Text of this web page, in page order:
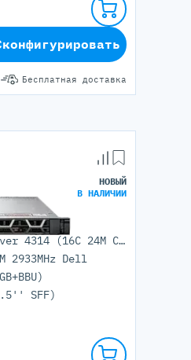
Бесплатная доставка
НОВЫЙ
В НАЛИЧИИ
2x Intel Xeon Silver 4314 (16C 24M Cache 2.4GHz)
2933MHz Dell
SFF)